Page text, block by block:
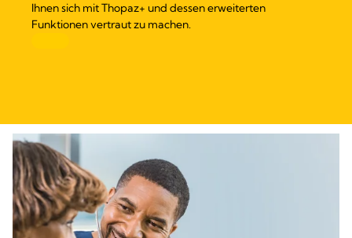
Ihnen sich mit Thopaz+ und dessen erweiterten
Funktionen vertraut zu machen.